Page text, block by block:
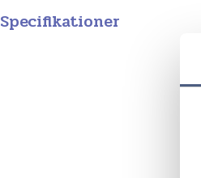
Specifikationer